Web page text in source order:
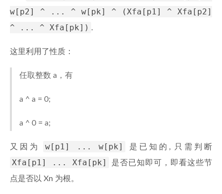
w[p2] ^ ... ^ w[pk] ^ (Xfa[p1] ^ Xfa[p2]
^ ... ^ Xfa[pk]) .
这里利用了性质：
任取整数 a，有
a ^ a = 0;
a ^ 0 = a;
又因为 w[p1] ... w[pk] 是已知的, 只需判断
Xfa[p1] ... Xfa[pk]
是否已知即可，即看这些节
点是否以 Xn 为根。